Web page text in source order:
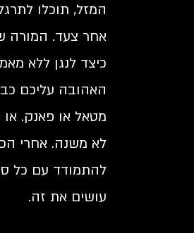
המזל, תוכלו
אחר צעד. המורה
כיצד לנגן ללא
האהובה עליכם
מטאל או פאנק. או
לא משנה. אחרי
להתמודד עם כל
עושים את זה.